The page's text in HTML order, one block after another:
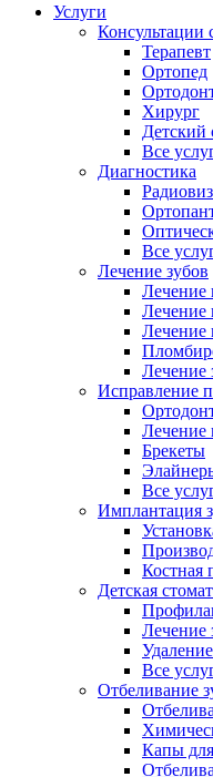
Услуги
Консультации
Терапевт
Ортопед
Хирург
Детский
Все
Диагностика
Все
Лечение зубов
Лечение
Лечение
Лечение
Лечение
Исправление
Лечение
Брекеты
Все
Имплантация
Костная
Детская
Лечение
Все
Отбеливание
Капы